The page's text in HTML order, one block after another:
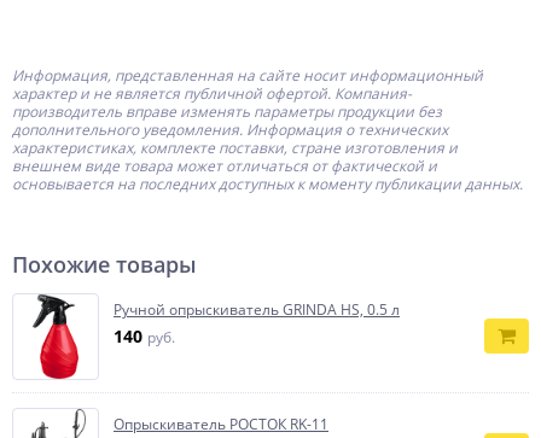
Информация, представленная на сайте носит информационный
характер и не является публичной офертой. Компания-
производитель вправе изменять параметры продукции без
дополнительного уведомления. Информация о технических
характеристиках, комплекте поставки, стране изготовления и
внешнем виде товара может отличаться от фактической и
основывается на последних доступных к моменту публикации данных.
Похожие товары
Ручной опрыскиватель GRINDA HS, 0.5 л
140 руб.
Опрыскиватель РОСТОК RK-11